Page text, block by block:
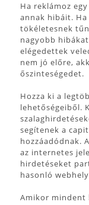
Ha reklámoz
annak hibáit.
tökéletesnek
nagyobb
elégedettek
nem jó előre,
őszinteségedet.
Hozza ki a
lehetőségeiből.
segítenek a
hozzáadódnak.
az internetes
hirdetéseket
hasonló
Amikor mindent